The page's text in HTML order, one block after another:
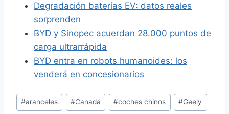
Degradación baterías EV: datos reales
sorprenden
BYD y Sinopec acuerdan 28.000 puntos de
carga ultrarrápida
BYD entra en robots humanoides: los
venderá en concesionarios
Etiquetas
de
#aranceles #Canadá #coches chinos #Geely